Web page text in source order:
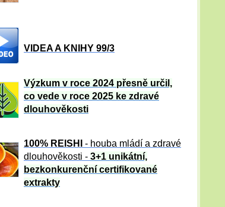
VIDEA A KNIHY 99/3
Výzkum v roce 2024 přesně určil,
co vede v roce 2025 ke zdravé
dlouhověkosti
100% REISHI
- houba mládí a zdravé
dlouhověkosti - 3+1 unikátní,
bezkonkurenční certifikované
extrakty